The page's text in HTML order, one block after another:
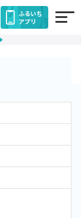
ふるいち
アプリ